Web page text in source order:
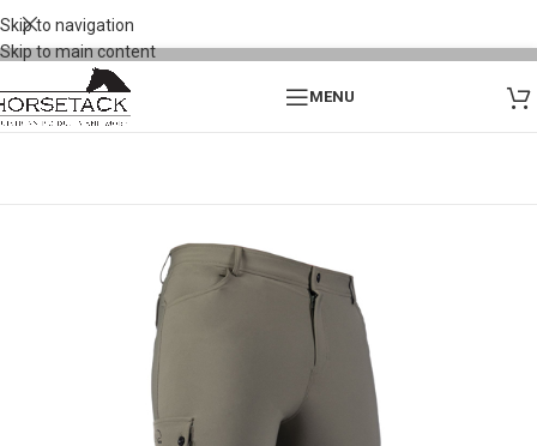
Skip to navigation
Skip to main content
MENU